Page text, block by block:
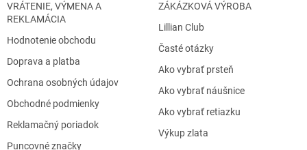
VRÁTENIE, VÝMENA A
REKLAMÁCIA
Hodnotenie obchodu
Doprava a platba
Ochrana osobných údajov
Obchodné podmienky
Reklamačný poriadok
Puncovné značky
ZÁKÁZKOVÁ VÝROBA
Lillian Club
Časté otázky
Ako vybrať prsteň
Ako vybrať náušnice
Ako vybrať retiazku
Výkup zlata